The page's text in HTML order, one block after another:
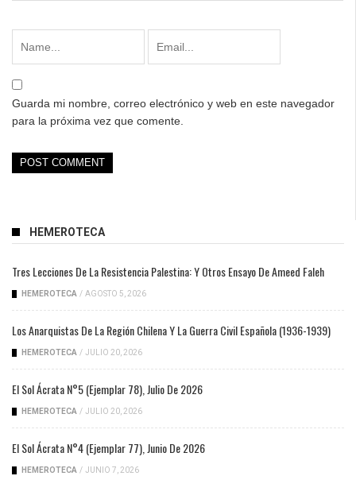
Guarda mi nombre, correo electrónico y web en este navegador
para la próxima vez que comente.
HEMEROTECA
Tres Lecciones De La Resistencia Palestina: Y Otros Ensayo De Ameed Faleh
HEMEROTECA / AGOSTO 5, 2026
Los Anarquistas De La Región Chilena Y La Guerra Civil Española (1936-1939)
HEMEROTECA / JULIO 20, 2026
El Sol Ácrata N°5 (ejemplar 78), Julio De 2026
HEMEROTECA / JULIO 20, 2026
El Sol Ácrata N°4 (ejemplar 77), Junio De 2026
HEMEROTECA / JUNIO 7, 2026